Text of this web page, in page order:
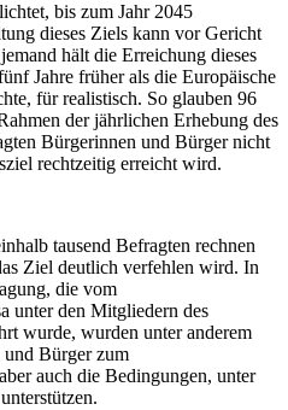
bis zum Jahr 2045
dieses Ziels kann vor Gericht
hält die Erreichung dieses
Jahre früher als die Europäische
für realistisch. So glauben 96
der jährlichen Erhebung des
Bürgerinnen und Bürger nicht
rechtzeitig erreicht wird.
tausend Befragten rechnen
Ziel deutlich verfehlen wird. In
die vom
unter den Mitgliedern des
wurde, wurden unter anderem
Bürger zum
auch die Bedingungen, unter